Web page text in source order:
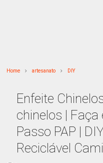
Home artesanato DIY
Enfeite
chinelos | Faça
Passo PAP |
Reciclável